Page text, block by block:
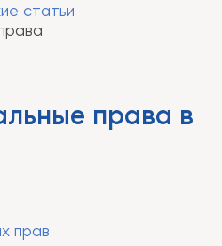
статьи
права в
прав